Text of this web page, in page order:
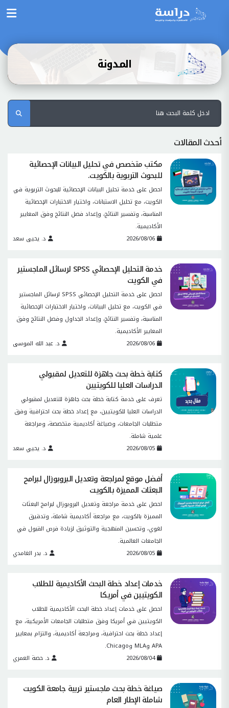
المدونة
أحدث المقالات
مكتب متخصص في تحليل البيانات الإحصائية
للبحوث التربوية بالكويت.
احصل على خدمة تحليل البيانات الإحصائية للبحوث التربوية في
الكويت، مع تحليل الاستبانات، واختيار الاختبارات الإحصائية
المناسبة، وتفسير النتائج، وإعداد فصل النتائج وفق المعايير
الأكاديمية.
د. يحيى سعد
خدمة التحليل الإحصائي SPSS لرسائل الماجستير
في الكويت
احصل على خدمة التحليل الإحصائي SPSS لرسائل الماجستير
في الكويت، مع تحليل البيانات، واختيار الاختبارات الإحصائية
المناسبة، وتفسير النتائج، وإعداد الجداول وفصل النتائج وفق
المعايير الأكاديمية.
د. عبد الله الموسى
كتابة خطة بحث جاهزة للتعديل لمقبولي
الدراسات العليا للكويتيين
تعرف على خدمة كتابة خطة بحث جاهزة للتعديل لمقبولي
الدراسات العليا للكويتيين، مع إعداد خطة بحث احترافية وفق
متطلبات الجامعات، وصياغة أكاديمية متخصصة، ومراجعة
علمية شاملة.
د. يحيي سعد
أفضل موقع لمراجعة وتعديل البروبوزال لبرامج
البعثات المميزة بالكويت
احصل على خدمة مراجعة وتعديل البروبوزال لبرامج البعثات
المميزة بالكويت، مع مراجعة أكاديمية شاملة، وتدقيق
لغوي، وتحسين المنهجية والتوثيق لزيادة فرص القبول في
الجامعات العالمية.
د. بدر الغامدي
خدمات إعداد خطة البحث الأكاديمية للطلاب
الكويتيين في أمريكا
احصل على خدمات إعداد خطة البحث الأكاديمية للطلاب
الكويتيين في أمريكا وفق متطلبات الجامعات الأمريكية، مع
إعداد خطة بحث احترافية، ومراجعة أكاديمية، والتزام بمعايير
APA وMLA وChicago.
2026/08/04
د. حصة العمري
صياغة خطة بحث ماجستير تربية جامعة الكويت
شاملة الإطار العام